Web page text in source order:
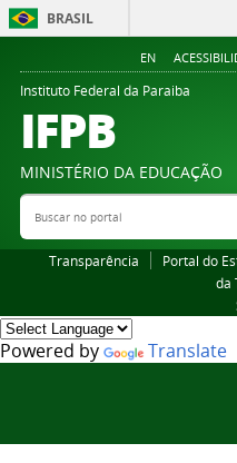
BRASIL
EN
Instituto Federal da Paraiba
IFPB
MINISTÉRIO DA EDUCAÇÃO
Buscar no portal
Transparência Portal do
da
Powered by Translate